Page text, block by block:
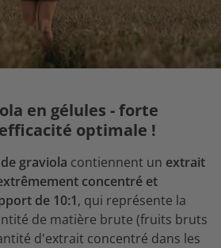
en gélules - forte
optimale !
graviola contiennent un extrait
concentré et
de 10:1, qui représente la
de matière brute (fruits bruts
d'extrait concentré dans les